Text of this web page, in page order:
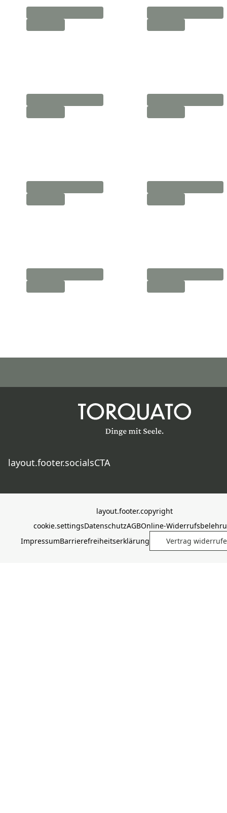
layout.footer.socialsCTA
layout.footer.copyright
cookie.settingsDatenschutzAGBOnline-
ImpressumBarrierefreiheitserklärung Vertrag